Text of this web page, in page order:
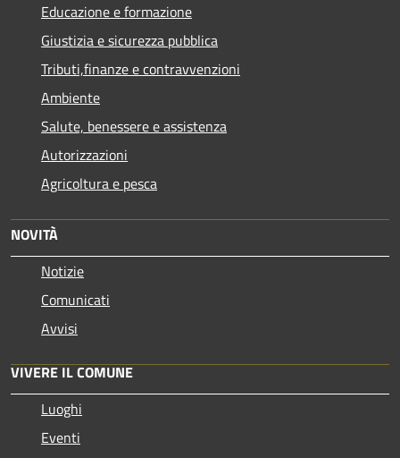
Educazione e formazione
Giustizia e sicurezza pubblica
Tributi,finanze e contravvenzioni
Ambiente
Salute, benessere e assistenza
Autorizzazioni
Agricoltura e pesca
NOVITÀ
Notizie
Comunicati
Avvisi
VIVERE IL COMUNE
Luoghi
Eventi